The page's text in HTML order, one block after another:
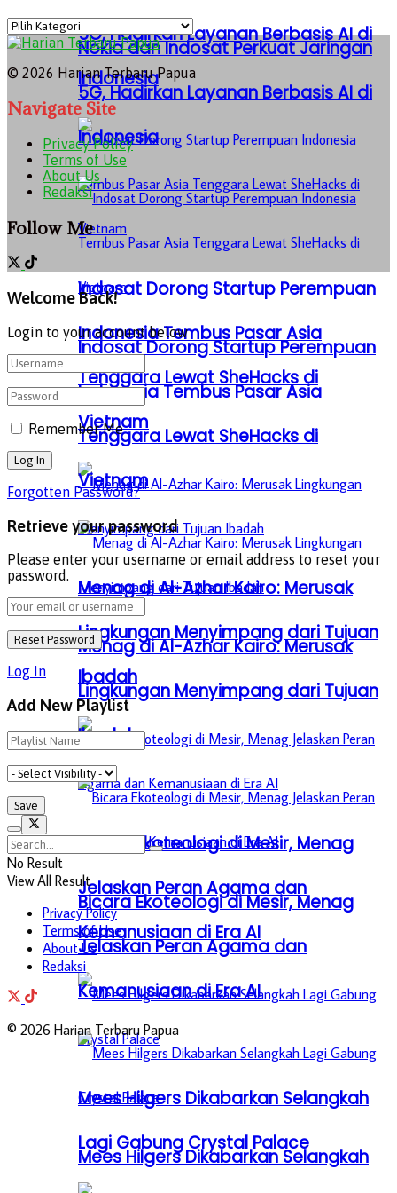
5G, Hadirkan Layanan Berbasis AI di
Indonesia
Indosat Dorong Startup Perempuan
Indonesia Tembus Pasar Asia
Tenggara Lewat SheHacks di
Vietnam
Menag di Al-Azhar Kairo: Merusak
Lingkungan Menyimpang dari Tujuan
Ibadah
Bicara Ekoteologi di Mesir, Menag
Jelaskan Peran Agama dan
Kemanusiaan di Era AI
Mees Hilgers Dikabarkan Selangkah
Lagi Gabung Crystal Palace
Nokia dan Indosat Perkuat Jaringan
5G, Hadirkan Layanan Berbasis AI di
Indonesia
Indosat Dorong Startup Perempuan
Indonesia Tembus Pasar Asia
Tenggara Lewat SheHacks di
Vietnam
Menag di Al-Azhar Kairo: Merusak
Lingkungan Menyimpang dari Tujuan
Ibadah
Bicara Ekoteologi di Mesir, Menag
Jelaskan Peran Agama dan
Kemanusiaan di Era AI
Mees Hilgers Dikabarkan Selangkah
Kategori
© 2026 Harian Terbaru Papua
Navigate Site
Privacy Policy
Terms of Use
About Us
Redaksi
Follow Me
Welcome Back!
Login to your account below
Remember Me
Forgotten Password?
Retrieve your password
Please enter your username or email address to reset your
password.
Log In
Add New Playlist
No Result
View All Result
Privacy Policy
Terms of Use
About Us
Redaksi
© 2026 Harian Terbaru Papua